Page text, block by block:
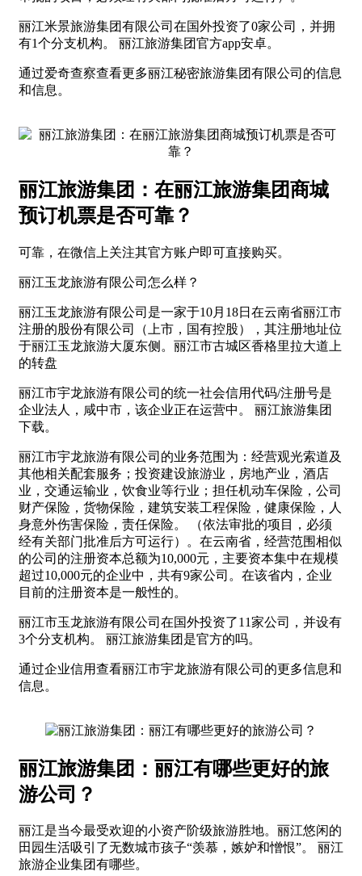
丽江米景旅游集团有限公司在国外投资了0家公司，并拥
有1个分支机构。 丽江旅游集团官方app安卓。
通过爱奇查察查看更多丽江秘密旅游集团有限公司的信息
和信息。
丽江旅游集团：在丽江旅游集团商城
预订机票是否可靠？
可靠，在微信上关注其官方账户即可直接购买。
丽江玉龙旅游有限公司怎么样？
丽江玉龙旅游有限公司是一家于10月18日在云南省丽江市
注册的股份有限公司（上市，国有控股），其注册地址位
于丽江玉龙旅游大厦东侧。丽江市古城区香格里拉大道上
的转盘
丽江市宇龙旅游有限公司的统一社会信用代码/注册号是
企业法人，咸中市，该企业正在运营中。 丽江旅游集团
下载。
丽江市宇龙旅游有限公司的业务范围为：经营观光索道及
其他相关配套服务；投资建设旅游业，房地产业，酒店
业，交通运输业，饮食业等行业；担任机动车保险，公司
财产保险，货物保险，建筑安装工程保险，健康保险，人
身意外伤害保险，责任保险。 （依法审批的项目，必须
经有关部门批准后方可运行）。在云南省，经营范围相似
的公司的注册资本总额为10,000元，主要资本集中在规模
超过10,000元的企业中，共有9家公司。在该省内，企业
目前的注册资本是一般性的。
丽江市玉龙旅游有限公司在国外投资了11家公司，并设有
3个分支机构。 丽江旅游集团是官方的吗。
通过企业信用查看丽江市宇龙旅游有限公司的更多信息和
信息。
丽江旅游集团：丽江有哪些更好的旅
游公司？
丽江是当今最受欢迎的小资产阶级旅游胜地。丽江悠闲的
田园生活吸引了无数城市孩子“羡慕，嫉妒和憎恨”。 丽江
旅游企业集团有哪些。